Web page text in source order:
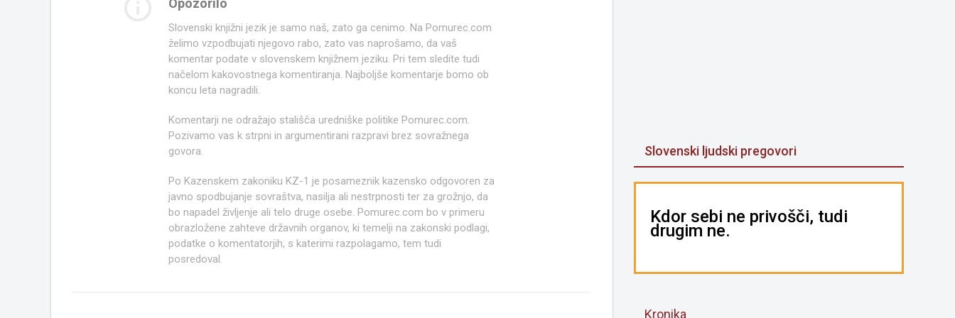
Opozorilo
Slovenski knjižni jezik je samo naš, zato ga cenimo. Na Pomurec.com
želimo vzpodbujati njegovo rabo, zato vas naprošamo, da vaš
komentar podate v slovenskem knjižnem jeziku. Pri tem sledite tudi
načelom kakovostnega komentiranja. Najboljše komentarje bomo ob
koncu leta nagradili.
Komentarji ne odražajo stališča uredniške politike Pomurec.com.
Pozivamo vas k strpni in argumentirani razpravi brez sovražnega
govora.
Po Kazenskem zakoniku KZ-1 je posameznik kazensko odgovoren za
javno spodbujanje sovraštva, nasilja ali nestrpnosti ter za grožnjo, da
bo napadel življenje ali telo druge osebe. Pomurec.com bo v primeru
obrazložene zahteve državnih organov, ki temelji na zakonski podlagi,
podatke o komentatorjih, s katerimi razpolagamo, tem tudi
posredoval.
Slovenski ljudski pregovori
Kdor sebi ne privošči, tudi
drugim ne.
Kronika